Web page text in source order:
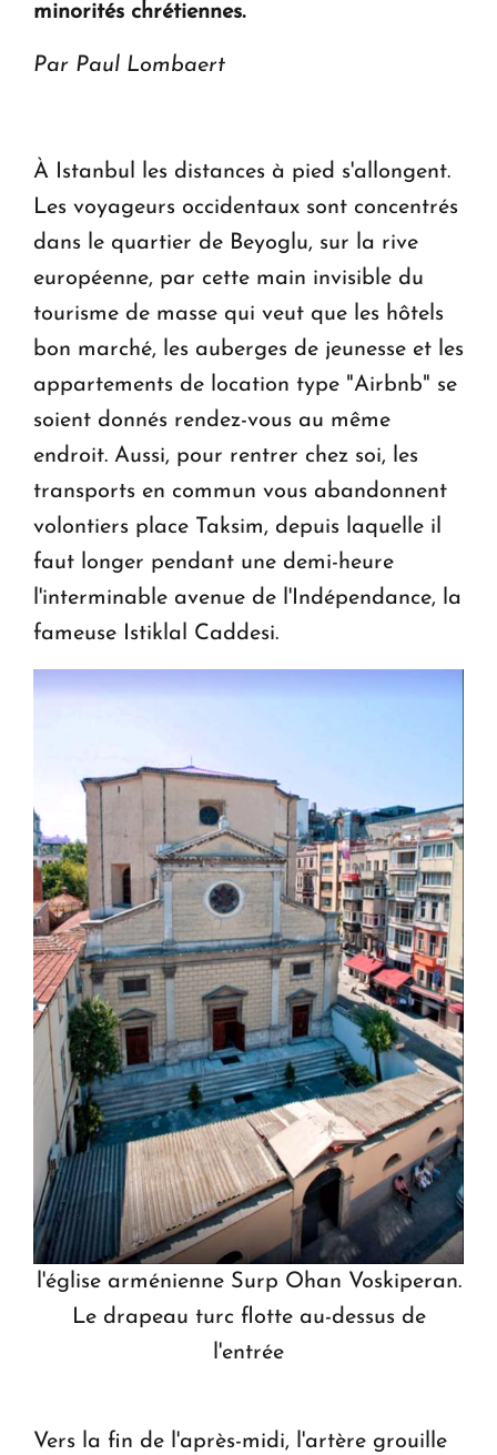
minorités chrétiennes.
Par Paul Lombaert
À Istanbul les distances à pied s'allongent.
Les voyageurs occidentaux sont concentrés
dans le quartier de Beyoglu, sur la rive
européenne, par cette main invisible du
tourisme de masse qui veut que les hôtels
bon marché, les auberges de jeunesse et les
appartements de location type "Airbnb" se
soient donnés rendez-vous au même
endroit. Aussi, pour rentrer chez soi, les
transports en commun vous abandonnent
volontiers place Taksim, depuis laquelle il
faut longer pendant une demi-heure
l'interminable avenue de l'Indépendance, la
fameuse Istiklal Caddesi.
l'église arménienne Surp Ohan Voskiperan.
Le drapeau turc flotte au-dessus de
l'entrée
Vers la fin de l'après-midi, l'artère grouille